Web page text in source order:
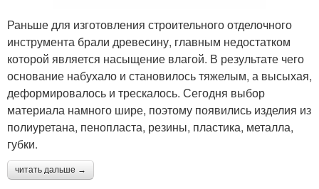
Раньше для изготовления строительного отделочного
инструмента брали древесину, главным недостатком
которой является насыщение влагой. В результате чего
основание набухало и становилось тяжелым, а высыхая,
деформировалось и трескалось. Сегодня выбор
материала намного шире, поэтому появились изделия из
полиуретана, пенопласта, резины, пластика, металла,
губки.
читать дальше →